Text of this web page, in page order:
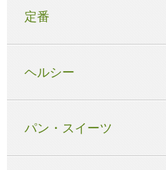
定番
ヘルシー
パン・スイーツ